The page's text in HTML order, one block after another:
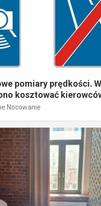
pomiary prędkości.
kosztować
Nocowanie